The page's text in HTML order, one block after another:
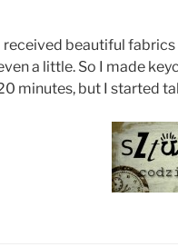
received beautiful
a little. So I made
minutes, but I started